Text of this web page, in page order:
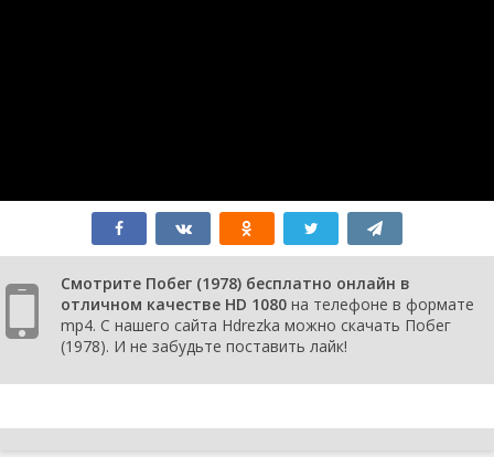
Смотрите Побег (1978) бесплатно онлайн в
отличном качестве HD 1080 на телефоне в формате
mp4. С нашего сайта Hdrezka можно скачать Побег
(1978). И не забудьте поставить лайк!